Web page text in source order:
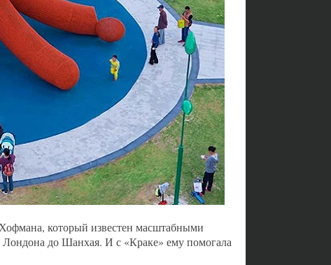
который известен масштабными
до Шанхая. И с «Краке» ему помогала